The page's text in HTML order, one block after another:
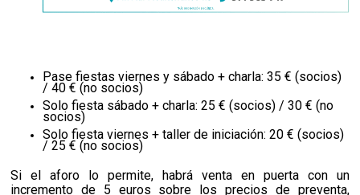
Pase fiestas viernes y sábado + charla: 35 € (socios)
/ 40 € (no socios)
Solo fiesta sábado + charla: 25 € (socios) / 30 € (no
socios)
Solo fiesta viernes + taller de iniciación: 20 € (socios)
/ 25 € (no socios)
Si el aforo lo permite, habrá venta en puerta con un
incremento de 5 euros sobre los precios de preventa,